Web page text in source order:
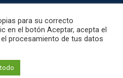
para su correcto
en el botón Aceptar, acepta el
procesamiento de tus datos
información especifica